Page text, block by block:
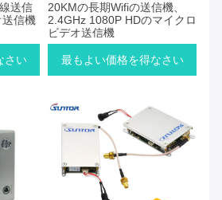
送信
信機
さい
20KMの長期Wifiの送信機、
2.4GHz 1080P HDのマイクロ
ビデオ送信機
最もよい価格を得なさい